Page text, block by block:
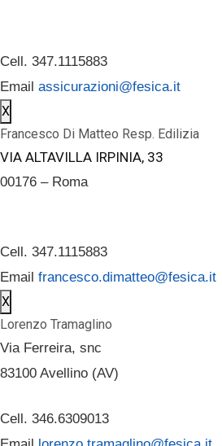
Cell. 347.1115883
Email assicurazioni@fesica.it
X
Francesco Di Matteo Resp. Edilizia
VIA ALTAVILLA IRPINIA, 33
00176 – Roma
Cell. 347.1115883
Email francesco.dimatteo@fesica.it
X
Lorenzo Tramaglino
Via Ferreira, snc
83100 Avellino (AV)
Cell. 346.6309013